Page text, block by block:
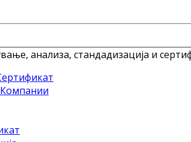
анализа, стандадизација и